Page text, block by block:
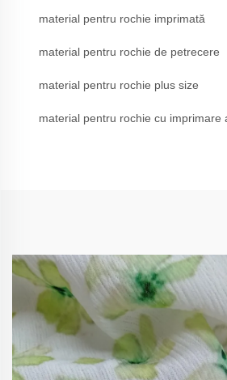
material pentru rochie imprimată
material pentru rochie de petrecere
material pentru rochie plus size
material pentru rochie cu imprimare